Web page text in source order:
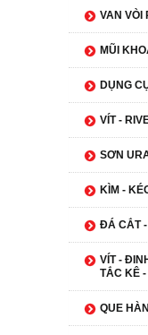
VAN VÒI
MŨI
DỤNG
VÍT -
SƠN
KÌM -
ĐÁ CẮT
VÍT -
TẮC KÊ
QUE